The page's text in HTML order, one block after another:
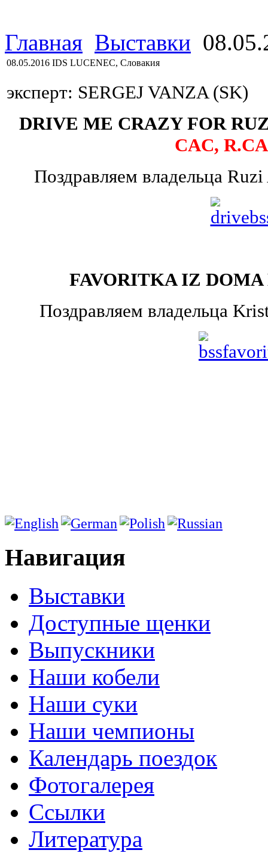
Главная Выставки
08.05.2016 IDS LUCENEC, Словакия
эксперт: SERGEJ VANZA (SK)
DRIVE ME CRAZY FOR
CAC,
Поздравляем владельца
FAVORITKA IZ DOMA
Поздравляем владельца
Навигация
Выставки
Доступные щенки
Выпускники
Наши кобели
Наши суки
Наши чемпионы
Календарь поездок
Фотогалерея
Ссылки
Литература